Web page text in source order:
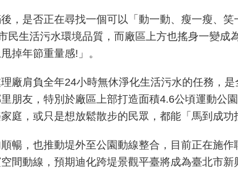
，是否正在尋找一個可以「動一動、瘦一瘦、
民生活污水環境品質，而廠區上方也搖身一變
掉年節重量感!」。
廠肩負全年24小時無休淨化生活污水的任務，
朋友，特別於廠區上部打造面積4.6公頃運動公
庭，或只是想放鬆散步的民眾，都能「馬到成功
暢，也推動堤外至公園動線整合，目前正在施
間動線，預期迪化跨堤景觀平臺將成為臺北市新